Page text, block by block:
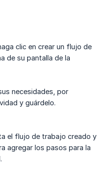
clic en crear un flujo de
de su pantalla de la
necesidades, por
y guárdelo.
el flujo de trabajo creado y
agregar los pasos para la